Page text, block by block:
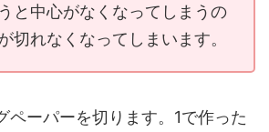
と中心がなくなってしまうの
切れなくなってしまいます。
ペーパーを切ります。1で作った